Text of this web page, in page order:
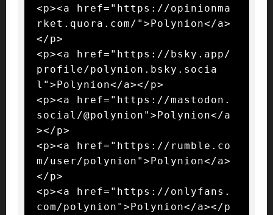
<p><a href="https://opinionma
rket.quora.com/">Polynion</a>
</p>
<p><a href="https://bsky.app/
profile/polynion.bsky.socia
l">Polynion</a></p>
<p><a href="https://mastodon.
social/@polynion">Polynion</a
></p>
<p><a href="https://rumble.co
m/user/polynion">Polynion</a>
</p>
<p><a href="https://onlyfans.
com/polynion">Polynion</a></p